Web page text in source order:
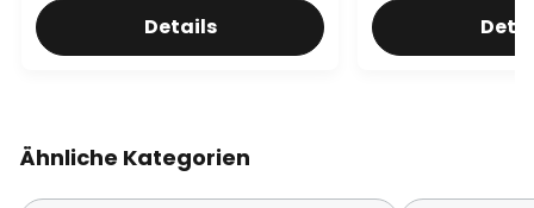
Details
Ähnliche Kategorien